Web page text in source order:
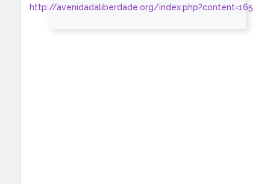
http://avenidadaliberdade.org/index.php?content=165